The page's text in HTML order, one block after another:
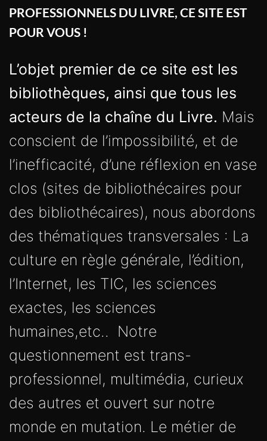
PROFESSIONNELS DU LIVRE, CE SITE EST
POUR VOUS !
L’objet premier de ce site est les
bibliothèques, ainsi que tous les
acteurs de la chaîne du Livre. Mais
conscient de l’impossibilité, et de
l’inefficacité, d’une réflexion en vase
clos (sites de bibliothécaires pour
des bibliothécaires), nous abordons
des thématiques transversales : La
culture en règle générale, l’édition,
l’Internet, les TIC, les sciences
exactes, les sciences
humaines,etc.. Notre
questionnement est trans-
professionnel, multimédia, curieux
des autres et ouvert sur notre
monde en mutation. Le métier de